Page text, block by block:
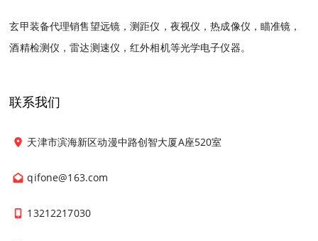
玄甲装备代理销售望远镜，测距仪，夜视仪，热成像仪，瞄准镜，
酒精检测仪，雷达测速仪，红外相机等光学电子仪器。
联系我们
天津市滨海新区动漫中路创智大厦A座520室
qifone@163.com
13212217030